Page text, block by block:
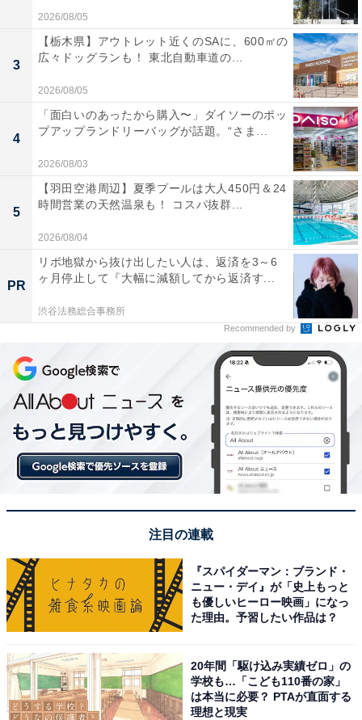
2026/08/05
3
【栃木県】アウトレット近くのSAに、600㎡の
広々ドッグランも！ 東北自動車道の...
2026/08/05
4
「面白いのあったから購入〜」ダイソーのポッ
プアップランドリーバッグが話題。“さま...
2026/08/03
5
【羽田空港周辺】夏季プールは大人450円＆24
時間営業の天然温泉も！ コスパ抜群...
2026/08/04
PR
リボ地獄から抜け出したい人は、返済を3～6
ヶ月停止して『大幅に減額してから返済す...
渋谷法務総合事務所
Recommended by
注目の連載
『スパイダーマン：ブランド・
ニュー・デイ』が「史上もっと
も優しいヒーロー映画」になっ
た理由。予習したい作品は？
20年間「駆け込み実績ゼロ」の
学校も…「こども110番の家」
は本当に必要？ PTAが直面する
理想と現実